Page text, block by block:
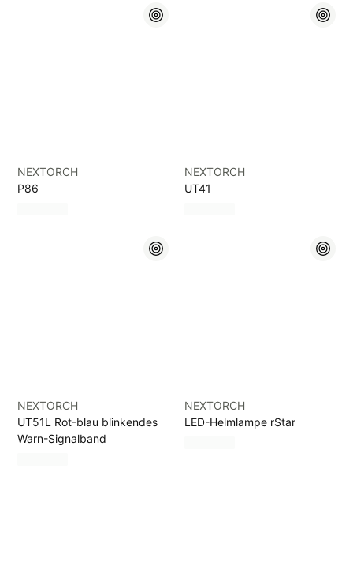
NEXTORCH
P86
NEXTORCH
UT41
NEXTORCH
UT51L Rot-blau blinkendes
Warn-Signalband
NEXTORCH
LED-Helmlampe rStar